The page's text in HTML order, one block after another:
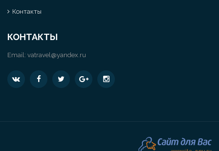
Контакты
КОНТАКТЫ
Email: vatravel@yandex.ru